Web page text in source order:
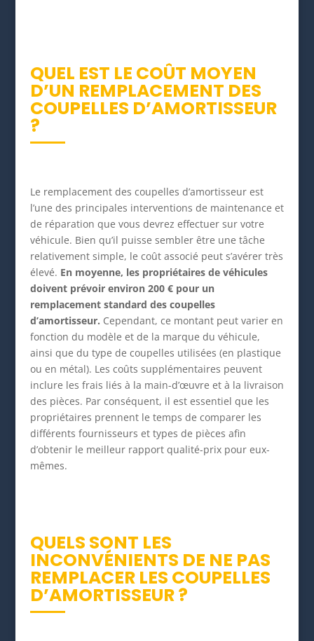
QUEL EST LE COÛT MOYEN
D’UN REMPLACEMENT DES
COUPELLES D’AMORTISSEUR
?
Le remplacement des coupelles d’amortisseur est
l’une des principales interventions de maintenance et
de réparation que vous devrez effectuer sur votre
véhicule. Bien qu’il puisse sembler être une tâche
relativement simple, le coût associé peut s’avérer très
élevé. En moyenne, les propriétaires de véhicules
doivent prévoir environ 200 € pour un
remplacement standard des coupelles
d’amortisseur. Cependant, ce montant peut varier en
fonction du modèle et de la marque du véhicule,
ainsi que du type de coupelles utilisées (en plastique
ou en métal). Les coûts supplémentaires peuvent
inclure les frais liés à la main-d’œuvre et à la livraison
des pièces. Par conséquent, il est essentiel que les
propriétaires prennent le temps de comparer les
différents fournisseurs et types de pièces afin
d’obtenir le meilleur rapport qualité-prix pour eux-
mêmes.
QUELS SONT LES
INCONVÉNIENTS DE NE PAS
REMPLACER LES COUPELLES
D’AMORTISSEUR ?